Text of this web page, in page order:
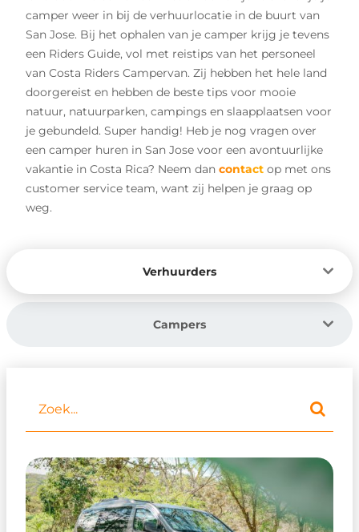
camper weer in bij de verhuurlocatie in de buurt van
San Jose. Bij het ophalen van je camper krijg je tevens
een Riders Guide, vol met reistips van het personeel
van Costa Riders Campervan. Zij hebben het hele land
doorgereist en hebben de beste tips voor mooie
natuur, natuurparken, campings en slaapplaatsen voor
je gebundeld. Super handig! Heb je nog vragen over
een camper huren in San Jose voor een avontuurlijke
vakantie in Costa Rica? Neem dan contact op met ons
customer service team, want zij helpen je graag op
weg.
Verhuurders
Campers